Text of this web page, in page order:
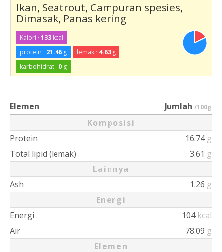
Ikan, Seatrout, Campuran spesies,
Dimasak, Panas kering
Kalori ·133 kcal
protein · 21.46 g lemak · 4.63g
karbohidrat · 0 g
Elemen Jumlah /100g
Komposisi
Protein
16.74 g
Total lipid (lemak)
3.61 g
Lainnya
Ash
1.26 g
Energi
Energi
104 kcal
Air
78.09 g
Elemen